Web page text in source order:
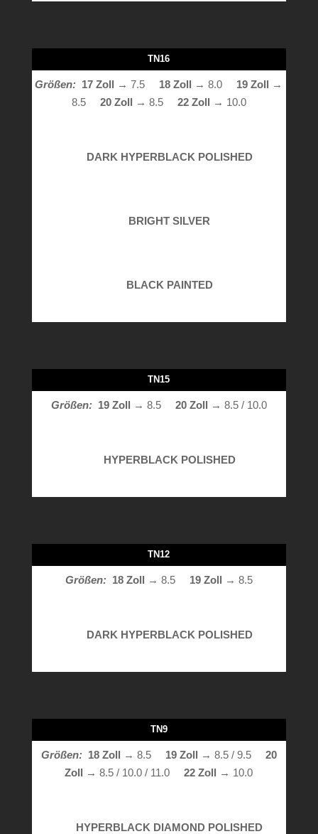
TN16
Größen: 17 Zoll →7.5 18 Zoll → 8.0 19 Zoll →
8.5 20 Zoll → 8.5 22 Zoll → 10.0
DARK HYPERBLACK POLISHED
BRIGHT SILVER
BLACK PAINTED
TN15
Größen: 19 Zoll → 8.5 20 Zoll → 8.5 / 10.0
HYPERBLACK POLISHED
TN12
Größen: 18 Zoll → 8.5 19 Zoll → 8.5
DARK HYPERBLACK POLISHED
TN9
Größen: 18 Zoll → 8.5 19 Zoll → 8.5 / 9.5 20
Zoll → 8.5 / 10.0 / 11.022 Zoll → 10.0
HYPERBLACK DIAMOND POLISHED